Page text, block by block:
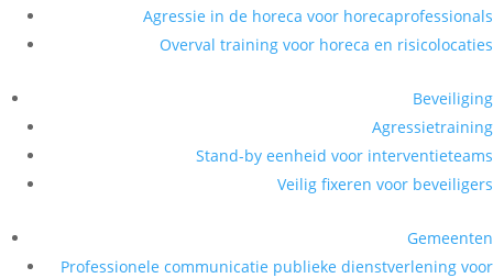
Agressie in de horeca voor horecaprofessionals
Overval training voor horeca en risicolocaties
Beveiliging
Agressietraining
Stand-by eenheid voor interventieteams
Veilig fixeren voor beveiligers
Gemeenten
Professionele communicatie publieke dienstverlening voor